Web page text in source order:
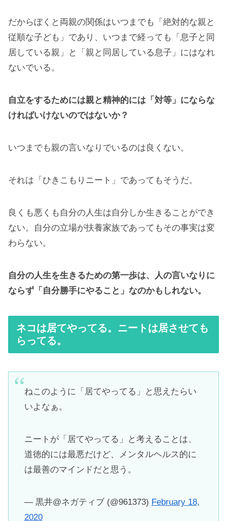
だからぼくと両親の関係はいつまでも「絶対的な親と
従順な子ども」であり、いつまで経っても「息子と同
居している親」と「親と同居している息子」にはなれ
ないでいる。
自立をするためには親と精神的には「対等」にならな
ければいけないのではないか？
いつまでも親の言いなりでいるのは良くない。
それは「ひきこもりニート」であってもそうだ。
良くも悪くも自分の人生は自分しか生きることができ
ない。自分の立場が扶養家族であってもその事実は変
わらない。
自分の人生を生きるための第一歩は、人の言いなりに
ならず「自分勝手にやること」なのかもしれない。
ネコは居てやってる。ニートは居させても
らってる。
ねこのように「居てやってる」と思えたらい
いよなぁ。
ニートが「居てやってる」と考えることは、
道徳的には最悪だけど、メンタルヘルス的に
は最善のマインドだと思う。
— 黒井@ネガティブ (@961373) February 18,
2020